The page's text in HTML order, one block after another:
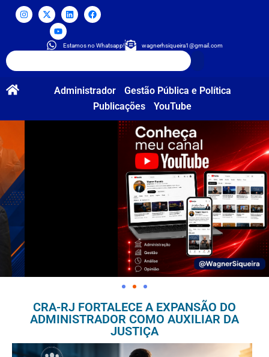
Estamos no Whatsapp! wagnerhsiqueira1@gmail.com
Administrador
Gestão Pública e Política
Publicações
YouTube
CRA-RJ FORTALECE A EXPANSÃO DO
ADMINISTRADOR COMO AUXILIAR DA
JUSTIÇA